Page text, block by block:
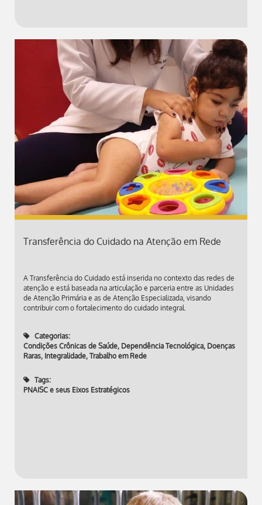
Transferência do Cuidado na Atenção em Rede
A Transferência do Cuidado está inserida no contexto das redes de
atenção e está baseada na articulação e parceria entre as Unidades
de Atenção Primária e as de Atenção Especializada, visando
contribuir com o fortalecimento do cuidado integral.
Categorias:
Condições Crônicas de Saúde, Dependência Tecnológica, Doenças
Raras, Integralidade, Trabalho em Rede
Tags:
PNAISC e seus Eixos Estratégicos